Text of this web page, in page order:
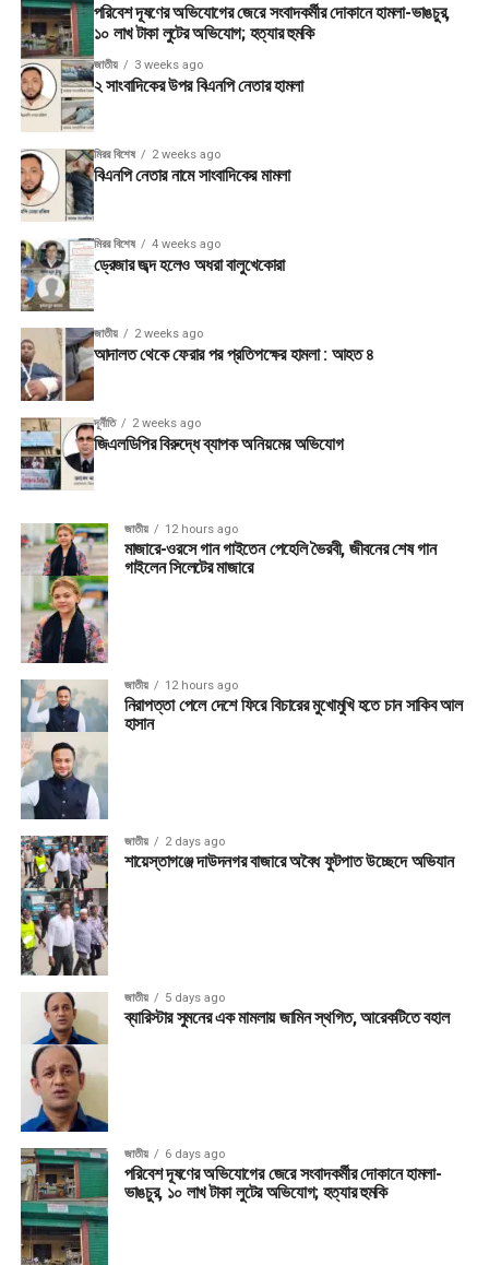
পরিবেশ দূষণের অভিযোগের জেরে সংবাদকর্মীর দোকানে হামলা-ভাঙচুর,
১০ লাখ টাকা লুটের অভিযোগ; হত্যার হুমকি
জাতীয় 3 weeks ago
২ সাংবাদিকের উপর বিএনপি নেতার হামলা
মিরর বিশেষ 2 weeks ago
বিএনপি নেতার নামে সাংবাদিকের মামলা
মিরর বিশেষ 4 weeks ago
ড্রেজার জব্দ হলেও অধরা বালুখেকোরা
জাতীয় 2 weeks ago
আদালত থেকে ফেরার পর প্রতিপক্ষের হামলা : আহত ৪
দূর্নীতি 2 weeks ago
জিএলডিপির বিরুদ্ধে ব্যাপক অনিয়মের অভিযোগ
জাতীয় 12 hours ago
মাজারে-ওরসে গান গাইতেন পেহেলি ভৈরবী, জীবনের শেষ গান
গাইলেন সিলেটের মাজারে
জাতীয় 12 hours ago
নিরাপত্তা পেলে দেশে ফিরে বিচারের মুখোমুখি হতে চান সাকিব আল
হাসান
জাতীয় 2 days ago
শায়েস্তাগঞ্জে দাউদনগর বাজারে অবৈধ ফুটপাত উচ্ছেদে অভিযান
জাতীয় 5 days ago
ব্যারিস্টার সুমনের এক মামলায় জামিন স্থগিত, আরেকটিতে বহাল
জাতীয় 6 days ago
পরিবেশ দূষণের অভিযোগের জেরে সংবাদকর্মীর দোকানে হামলা-
ভাঙচুর, ১০ লাখ টাকা লুটের অভিযোগ; হত্যার হুমকি